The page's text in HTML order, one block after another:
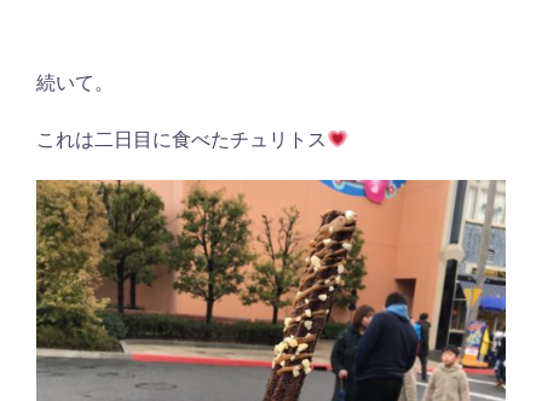
続いて。
これは二日目に食べたチュリトス